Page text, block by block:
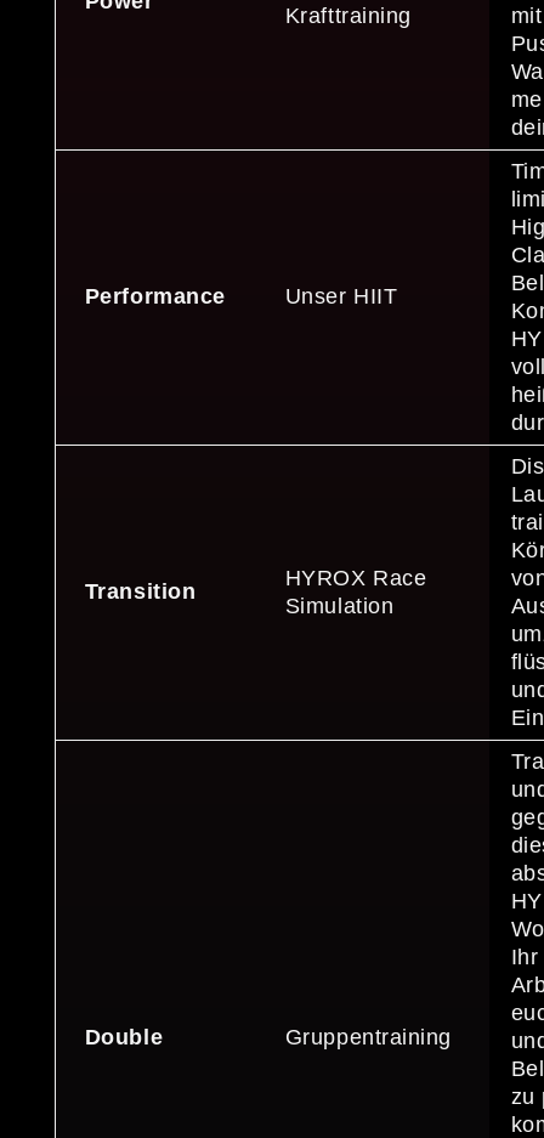
Krafttraining
Performance Unser HIIT
Transition
HYROX Race
Simulation
Double Gruppentraining
Ihr
zu